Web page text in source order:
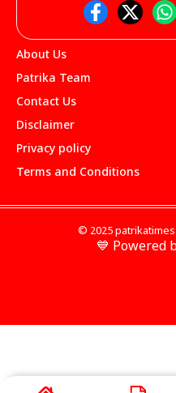
About Us
Patrika Team
Contact Us
Disclaimer
Privacy policy
Terms and Conditions
© 2025
💙 Powered